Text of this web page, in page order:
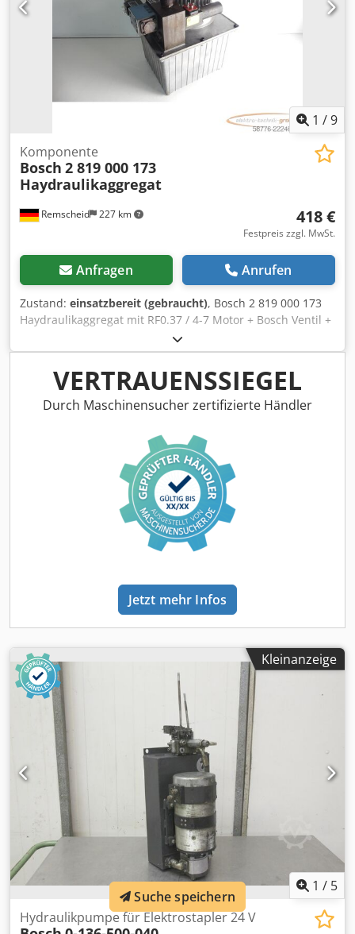
1 /9
Remscheid 227 km
Komponente
Bosch 2 819 000 173
Haydraulikaggregat
418 €
Festpreis zzgl. MwSt.
Anfragen Anrufen
Zustand: einsatzbereit (gebraucht), Bosch 2 819 000 173
Haydraulikaggregat mit RF0.37 / 4-7 Motor + Bosch Ventil +
Olaer Druckbehälter und ASB250AF1A4 Druckventiil,
gebraucht, guter Erhaltungszustand, 100% funktionsfähig,
Lieferumfang gem. Fotos Dkjdpfx Agszh Sbte Rjr
VERTRAUENSSIEGEL
Durch Maschinensucher zertifizierte Händler
Jetzt mehr Infos
Kleinanzeige
1 / 5
Hydraulikpumpe für Elektrostapler 24 V
Suche speichern